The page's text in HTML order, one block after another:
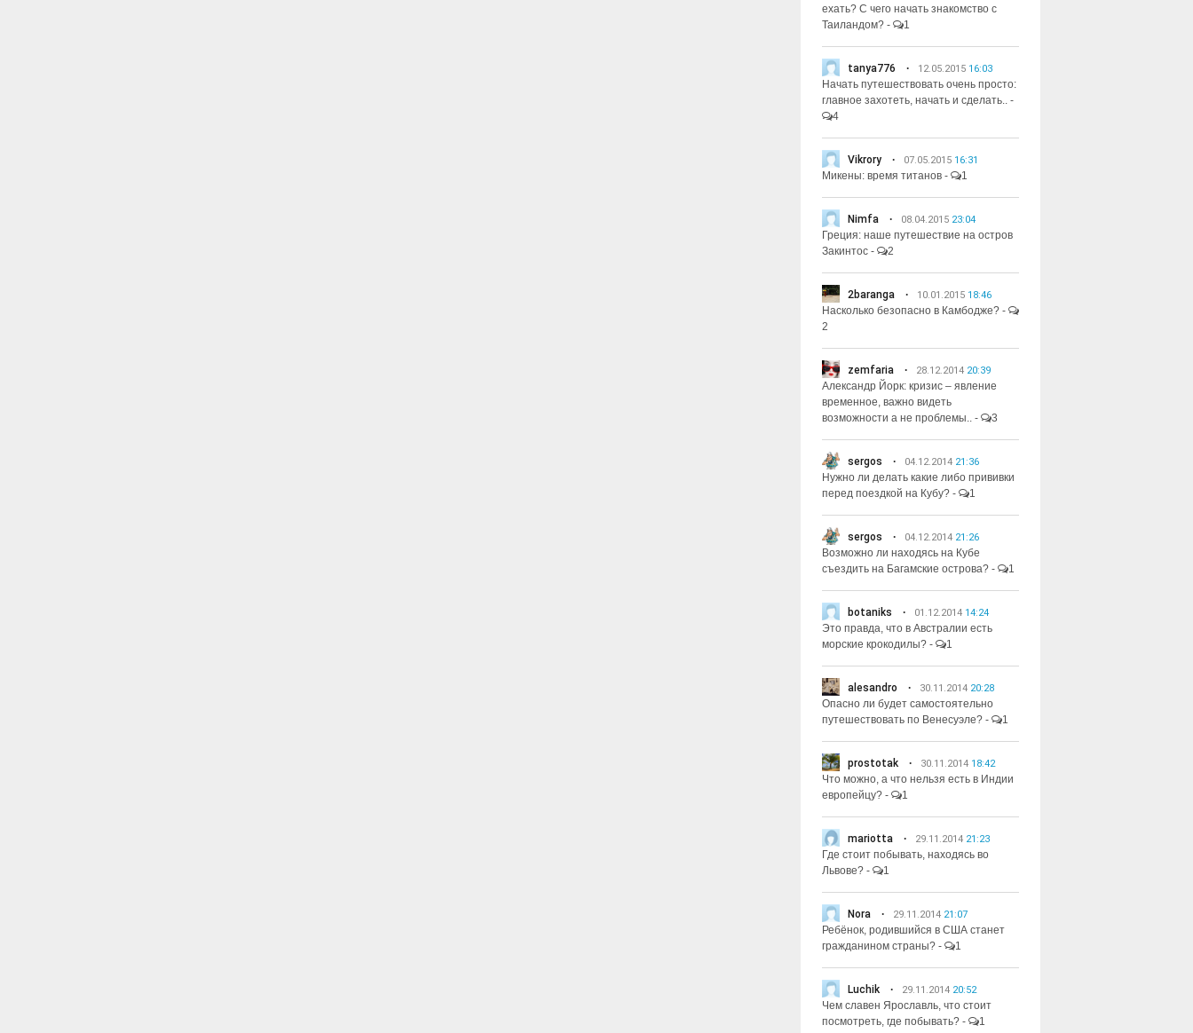
ехать? С чего начать знакомство с
Таиландом? - 1
tanya776 12.05.2015 16:03
Начать путешествовать очень просто:
главное захотеть, начать и сделать.. -
4
Vikrory 07.05.2015 16:31
Микены: время титанов - 1
Nimfa 08.04.2015 23:04
Греция: наше путешествие на остров
Закинтос - 2
2baranga 10.01.2015 18:46
Насколько безопасно в Камбодже? -
2
zemfaria 28.12.2014 20:39
Александр Йорк: кризис – явление
временное, важно видеть
возможности а не проблемы.. - 3
sergos 04.12.2014 21:36
Нужно ли делать какие либо прививки
перед поездкой на Кубу? - 1
sergos 04.12.2014 21:26
Возможно ли находясь на Кубе
съездить на Багамские острова? - 1
botaniks 01.12.2014 14:24
Это правда, что в Австралии есть
морские крокодилы? - 1
alesandro 30.11.2014 20:28
Опасно ли будет самостоятельно
путешествовать по Венесуэле? - 1
prostotak 30.11.2014 18:42
Что можно, а что нельзя есть в Индии
европейцу? - 1
mariotta 29.11.2014 21:23
Где стоит побывать, находясь во
Львове? - 1
Nora 29.11.2014 21:07
Ребёнок, родившийся в США станет
гражданином страны? - 1
Luchik 29.11.2014 20:52
Чем славен Ярославль, что стоит
посмотреть, где побывать? - 1